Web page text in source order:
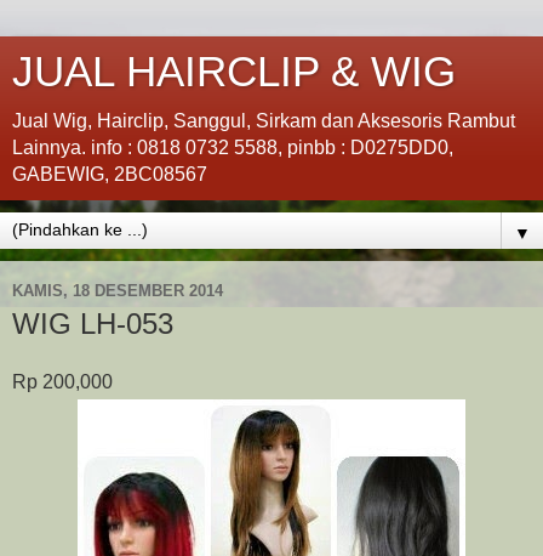
JUAL HAIRCLIP & WIG
Jual Wig, Hairclip, Sanggul, Sirkam dan Aksesoris Rambut
Lainnya. info : 0818 0732 5588, pinbb : D0275DD0,
GABEWIG, 2BC08567
▼
KAMIS, 18 DESEMBER 2014
WIG LH-053
Rp 200,000